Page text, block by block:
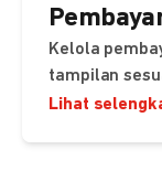
Kelola
tampilan
Lihat